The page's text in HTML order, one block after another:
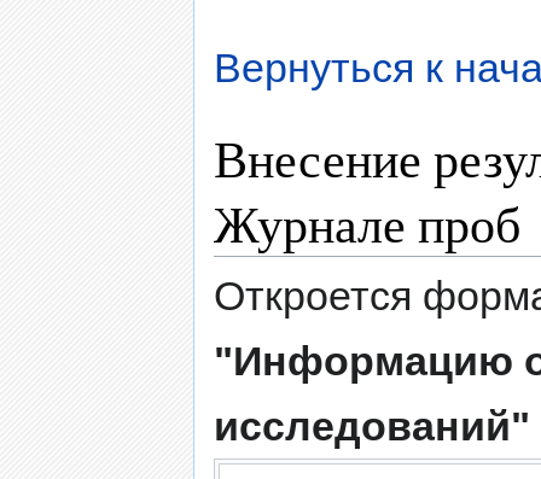
Вернуться к
Внесение
Журнале проб
Откроется
"Информацию
исследований"